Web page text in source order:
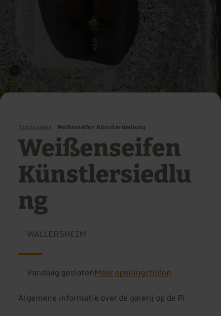
Startpagina Weißenseifen Künstlersiedlung
Weißenseifen
Künstlersiedlu
ng
WALLERSHEIM
Vandaag geslotenMeer openingstijden
Algemene informatie over de galerij op de Pi